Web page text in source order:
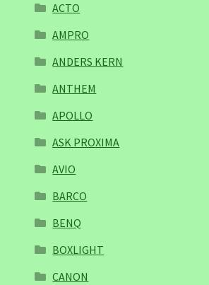
ACTO
AMPRO
ANDERS KERN
ANTHEM
APOLLO
ASK PROXIMA
AVIO
BARCO
BENQ
BOXLIGHT
CANON